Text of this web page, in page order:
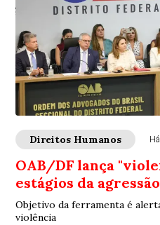
Direitos Humanos
OAB/DF lança
estágios da
Objetivo da ferramenta é
violência